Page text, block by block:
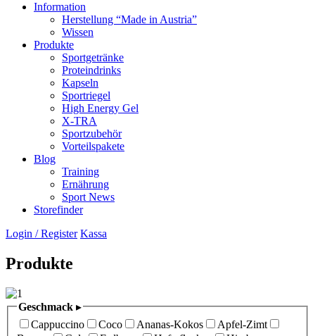
Information
Herstellung “Made in Austria”
Wissen
Produkte
Sportgetränke
Proteindrinks
Kapseln
Sportriegel
High Energy Gel
X-TRA
Sportzubehör
Vorteilspakete
Blog
Training
Ernährung
Sport News
Storefinder
Login / Register Kassa
Produkte
Geschmack ▸
Cappuccino
Coco Ananas-Kokos
Apfel-Zimt